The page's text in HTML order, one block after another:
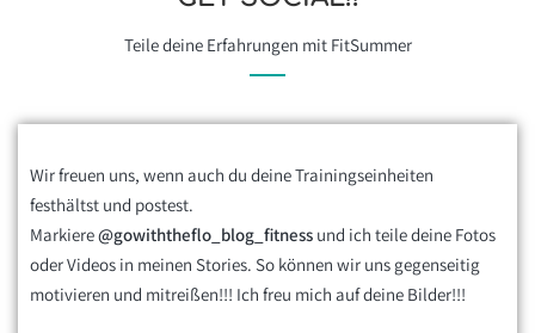
Teile deine Erfahrungen mit FitSummer
Wir freuen uns, wenn auch du deine Trainingseinheiten
festhältst und postest.
Markiere@gowiththeflo_blog_fitness und ich teile deine Fotos
oder Videos in meinen Stories. So können wir uns gegenseitig
motivieren und mitreißen!!! Ich freu mich auf deine Bilder!!!